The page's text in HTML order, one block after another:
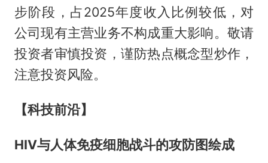
步阶段，占2025年度收入比例较低，对
公司现有主营业务不构成重大影响。敬请
投资者审慎投资，谨防热点概念型炒作，
注意投资风险。
【科技前沿】
HIV与人体免疫细胞战斗的攻防图绘成